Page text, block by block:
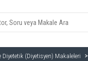
Diyetetik (Diyetisyen) Makaleleri